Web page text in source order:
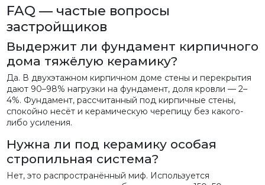
FAQ — частые вопросы
застройщиков
Выдержит ли фундамент кирпичного
дома тяжёлую керамику?
Да. В двухэтажном кирпичном доме стены и перекрытия
дают 90–98% нагрузки на фундамент, доля кровли — 2–
4%. Фундамент, рассчитанный под кирпичные стены,
спокойно несёт и керамическую черепицу без какого-
либо усиления.
Нужна ли под керамику особая
стропильная система?
Нет, это распространённый миф. Используется